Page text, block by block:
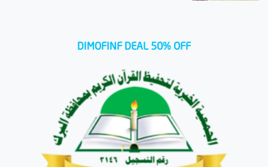
DIMOFINF DEAL 50% OFF